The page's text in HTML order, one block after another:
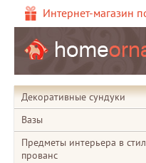
Интернет-магазин
Декоративные сундуки
Вазы
Предметы интерьера в
прованс